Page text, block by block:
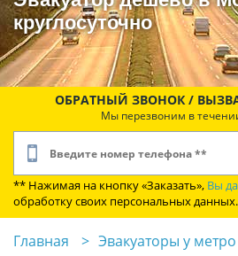
круглосуточно
ОБРАТНЫЙ ЗВОНОК /
Мы перезвоним в
** Нажимая на кнопку «Заказать», Вы
обработку своих персональных данных.
Главная Эвакуаторы у